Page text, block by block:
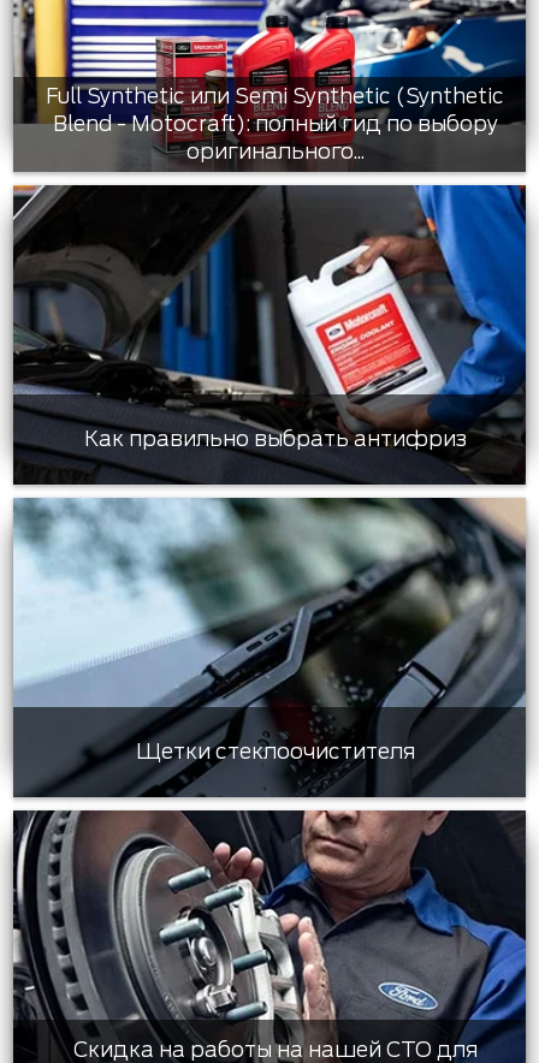
Full Synthetic или Semi Synthetic (Synthetic
Blend - Motocraft): полный гид по выбору
оригинального...
Как правильно выбрать антифриз
Щетки стеклоочистителя
Скидка на работы на нашей СТО для